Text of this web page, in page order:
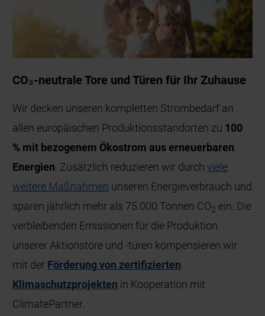
CO₂-neutrale Tore und Türen für Ihr Zuhause
Wir decken unseren kompletten Strombedarf an
allen europäischen Produktionsstandorten zu 100
% mit bezogenem Ökostrom aus erneuerbaren
Energien. Zusätzlich reduzieren wir durchviele
weitere Maßnahmen unseren Energieverbrauch und
sparen jährlich mehr als 75.000 Tonnen CO2 ein. Die
verbleibenden Emissionen für die Produktion
unserer Aktionstore und -türen kompensieren wir
mit der Förderung von zertifizierten
Klimaschutzprojekten in Kooperation mit
ClimatePartner.